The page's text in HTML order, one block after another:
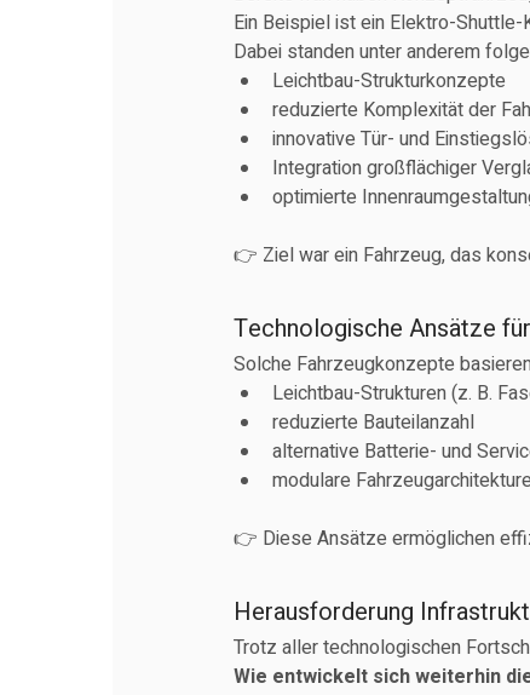
Ein Beispiel ist ein Elektro-
Dabei standen unter anderem
Leichtbau-Strukturkonzepte
reduzierte Komplexität der
innovative Tür- und
Integration großflächiger
optimierte
👉 Ziel war ein Fahrzeug, das
Technologische Ansätze
Solche Fahrzeugkonzepte
Leichtbau-Strukturen (z. B.
reduzierte Bauteilanzahl
alternative Batterie- und
modulare
👉 Diese Ansätze ermöglichen
Herausforderung
Trotz aller technologischen
Wie entwickelt sich weiterhin